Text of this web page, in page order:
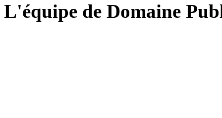
L'équipe de Domaine